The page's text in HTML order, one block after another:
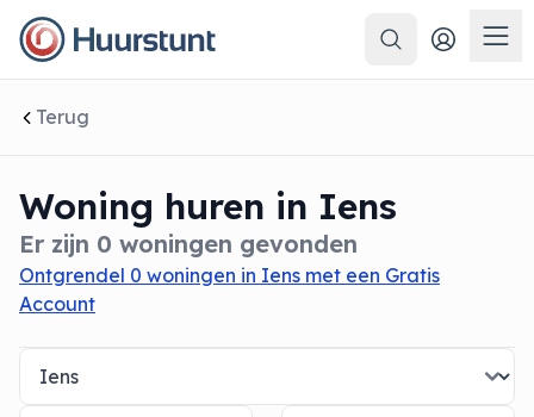
Zoeken
Terug
Woning huren in Iens
Er zijn 0 woningen gevonden
Ontgrendel 0 woningen in Iens met een Gratis
Account
sluiten